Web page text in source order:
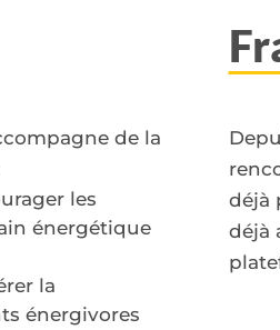
de la
les
énergétique
la
énergivores
déjà
déjà